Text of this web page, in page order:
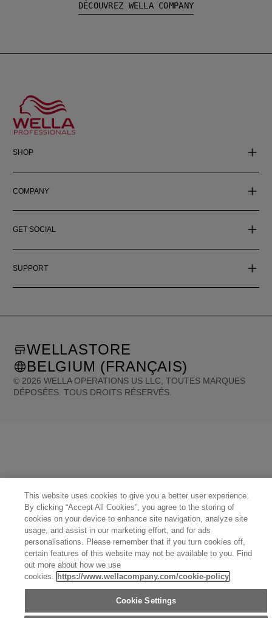
DÉCOUVREZ WELLA COMPANY
SHOP
COMPANY
GET SOCIAL
SUPPORT
© 2026 WELLA OPERATIONS US LLC, TOUTES MARQUES
DÉPOSÉES. TOUS DROITS RÉSERVÉS.
WELLASTORE
BELGIUM (FRANÇAIS)
This website uses cookies to give you a better user experience.
By clicking “Accept All Cookies”, you agree to the storing of
cookies on your device to enhance site navigation, analyze site
usage, and assist in our marketing effort, and for ads
personalisations. Please remember that if you turn cookies off,
certain features of this website may not be available to you. Find
out more about how we use
cookies. https://www.wellacompany.com/cookie-policy
Cookie Settings